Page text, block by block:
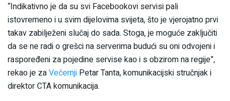
“Indikativno je da su svi Facebookovi servisi pali
istovremeno i u svim dijelovima svijeta, što je vjerojatno prvi
takav zabilježeni slučaj do sada. Stoga, je moguće zaključiti
da se ne radi o grešci na serverima budući su oni odvojeni i
raspoređeni za pojedine servise kao i s obzirom na regije”,
rekao je zaVečernji Petar Tanta, komunikacijski stručnjak i
direktor CTA komunikacija.